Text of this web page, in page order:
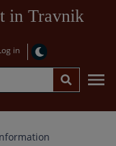
in Travnik
in